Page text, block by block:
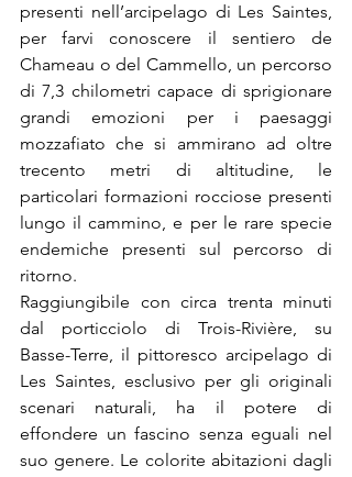
presenti nell’arcipelago di Les Saintes,
per farvi conoscere il sentiero de
Chameau o del Cammello, un percorso
di 7,3 chilometri capace di sprigionare
grandi emozioni per i paesaggi
mozzafiato che si ammirano ad oltre
trecento metri di altitudine, le
particolari formazioni rocciose presenti
lungo il cammino, e per le rare specie
endemiche presenti sul percorso di
ritorno.
Raggiungibile con circa trenta minuti
dal porticciolo di Trois-Rivière, su
Basse-Terre, il pittoresco arcipelago di
Les Saintes, esclusivo per gli originali
scenari naturali, ha il potere di
effondere un fascino senza eguali nel
suo genere. Le colorite abitazioni dagli